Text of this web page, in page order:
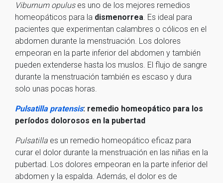
Viburnum opuluses uno de los mejores remedios
homeopáticos para la dismenorrea. Es ideal para
pacientes que experimentan calambres o cólicos en el
abdomen durante la menstruación. Los dolores
empeoran en la parte inferior del abdomen y también
pueden extenderse hasta los muslos. El flujo de sangre
durante la menstruación también es escaso y dura
solo unas pocas horas.
Pulsatilla pratensis: remedio homeopático para los
períodos dolorosos en la pubertad
Pulsatilla es un remedio homeopático eficaz para
curar el dolor durante la menstruación en las niñas en la
pubertad. Los dolores empeoran en la parte inferior del
abdomen y la espalda. Además, el dolor es de